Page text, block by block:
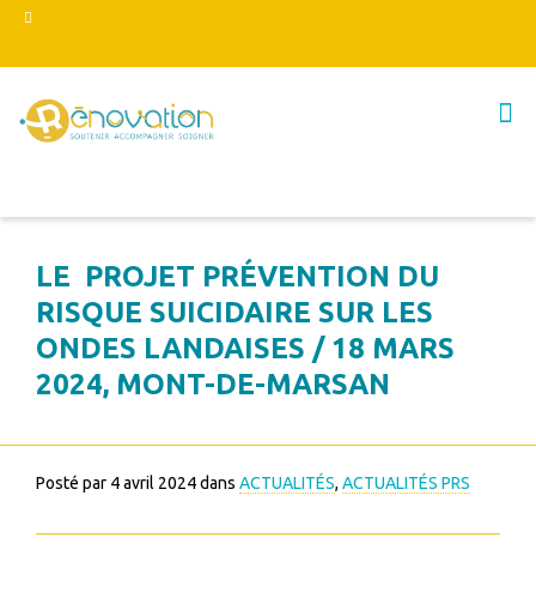
LE PROJET PRÉVENTION DU
RISQUE SUICIDAIRE SUR LES
ONDES LANDAISES / 18 MARS
2024, MONT-DE-MARSAN
Posté par 4 avril 2024dans ACTUALITÉS, ACTUALITÉS PRS